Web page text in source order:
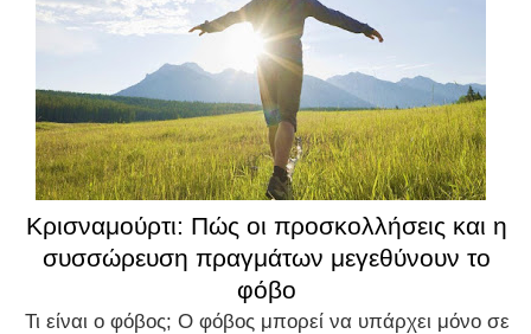
Κρισναμούρτι: Πώς οι προσκολλήσεις και η
συσσώρευση πραγμάτων μεγεθύνουν το
φόβο
Τι είναι ο φόβος; Ο φόβος μπορεί να υπάρχει μόνο σε